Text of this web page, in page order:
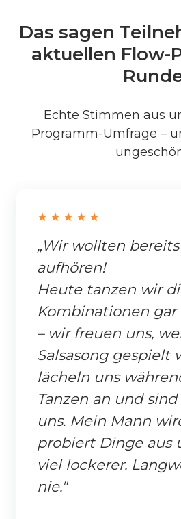
Das sagen
aktuellen Flow-
Echte Stimmen aus
Programm-Umfrage –
★★★★★
„Wir wollten
aufhören!
Heute tanzen wir
Kombinationen
– wir freuen uns,
Salsasong gespielt
lächeln uns
Tanzen an und
uns. Mein Mann
probiert Dinge aus
viel lockerer.
nie."